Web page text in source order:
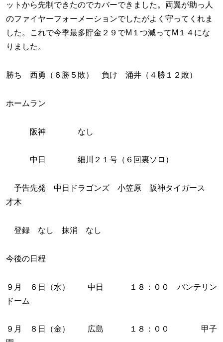
ットから先制できたのでカバーできました。両翼が助っ人
のファイヤーフォーメーションでしたがよく守ってくれま
した。これで今季最多貯金２９でМ１つ減ってМ１４にな
りました。
勝ち 西勇（６勝５敗） 負け 涌井（４勝１２敗）
ホームラン
阪神 なし
中日 細川２１号（６回裏ソロ）
予告先発 中日ドラゴンズ 小笠原 阪神タイガース
才木
登録 なし 抹消 なし
今後の日程
９月 ６日（水） 中日 １８：００ バンテリン
ドーム
９月 ８日（金） 広島 １８：００ 甲子